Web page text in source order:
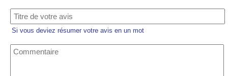
Si vous deviez résumer votre avis en un mot